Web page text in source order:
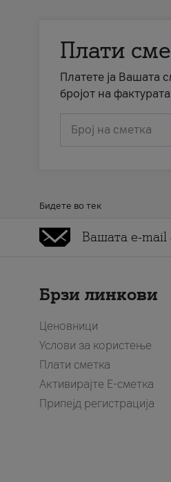
Плати
Платете ја Вашата
бројот на
Број на сметка
Бидете во тек
Брзи линкови
Ценовници
Услови за користење
Плати сметка
Активирајте Е-сметка
Припејд регистрација